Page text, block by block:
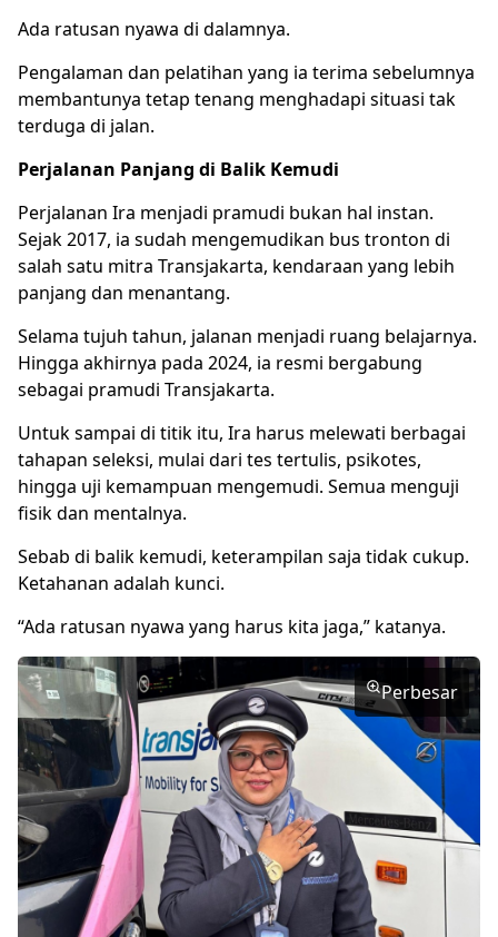
Ada ratusan nyawa di dalamnya.
Pengalaman dan pelatihan yang ia terima sebelumnya
membantunya tetap tenang menghadapi situasi tak
terduga di jalan.
Perjalanan Panjang di Balik Kemudi
Perjalanan Ira menjadi pramudi bukan hal instan.
Sejak 2017, ia sudah mengemudikan bus tronton di
salah satu mitra Transjakarta, kendaraan yang lebih
panjang dan menantang.
Selama tujuh tahun, jalanan menjadi ruang belajarnya.
Hingga akhirnya pada 2024, ia resmi bergabung
sebagai pramudi Transjakarta.
Untuk sampai di titik itu, Ira harus melewati berbagai
tahapan seleksi, mulai dari tes tertulis, psikotes,
hingga uji kemampuan mengemudi. Semua menguji
fisik dan mentalnya.
Sebab di balik kemudi, keterampilan saja tidak cukup.
Ketahanan adalah kunci.
“Ada ratusan nyawa yang harus kita jaga,” katanya.
Perbesar